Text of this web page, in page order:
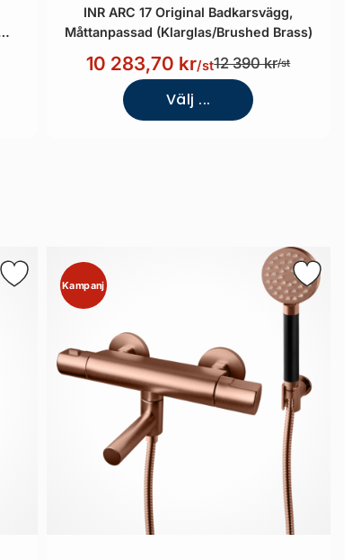
INR ARC 17 Original Badkarsvägg,
Måttanpassad (Klarglas/Brushed Brass)
10 283,70 kr/st12 390 kr/st
Välj ...
Kampanj